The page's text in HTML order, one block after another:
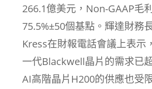
266.1億美元，Non-GAAP毛
75.5%±50個基點。輝達財務
Kress在財報電話會議上表示
一代Blackwell晶片的需求已
AI高階晶片H200的供應也受